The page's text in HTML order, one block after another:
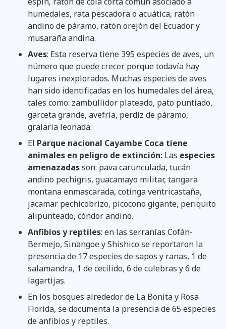
humedales, rata pescadora o acuática, ratón
andino de páramo, ratón orejón del Ecuador y
musaraña andina.
Aves: Esta reserva tiene 395 especies de aves, un
número que puede crecer porque todavía hay
lugares inexplorados. Muchas especies de aves
han sido identificadas en los humedales del área,
tales como: zambullidor plateado, pato puntiado,
garceta grande, avefría, perdiz de páramo,
gralaria leonada.
El Parque nacional Cayambe Coca tiene
animales en peligro de extinción: Las especies
amenazadasson: pava carunculada, tucán
andino pechigris, guacamayo militar, tangara
montana enmascarada, cotinga ventricastaña,
jacamar pechicobrizo, picocono gigante, periquito
alipunteado, cóndor andino.
Anfibios y reptiles: en las serranías Cofán-
Bermejo, Sinangoe y Shishico se reportaron la
presencia de 17 especies de sapos y ranas, 1 de
salamandra, 1 de cecílido, 6 de culebras y 6 de
lagartijas.
En los bosques alrededor de La Bonita y Rosa
Florida, se documenta la presencia de 65 especies
de anfibios y reptiles.